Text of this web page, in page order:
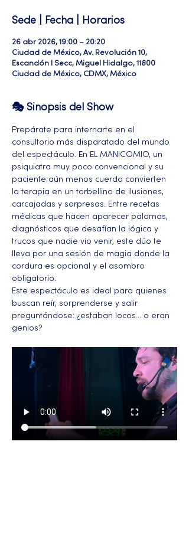
Sede | Fecha | Horarios
26 abr 2026, 19:00 – 20:20
Ciudad de México, Av. Revolución 10,
Escandón I Secc, Miguel Hidalgo, 11800
Ciudad de México, CDMX, México
🎭 Sinopsis del Show
Prepárate para internarte en el
consultorio más disparatado del mundo
del espectáculo. En EL MANICOMIO, un
psiquiatra muy poco convencional y su
paciente aún menos cuerdo convierten
la terapia en un torbellino de ilusiones,
carcajadas y sorpresas. Entre recetas
médicas que hacen aparecer palomas,
diagnósticos que desafían la lógica y
trucos que nadie vio venir, este dúo te
lleva por una sesión de magia donde la
cordura es opcional y el asombro
obligatorio.
Este espectáculo es ideal para quienes
buscan reír, sorprenderse y salir
preguntándose: ¿estaban locos… o eran
genios?